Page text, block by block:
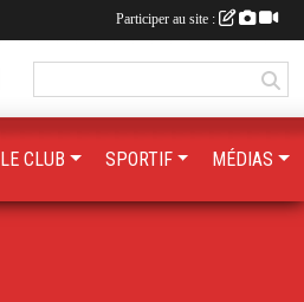
LE CLUB SPORTIF MÉDIAS
Participer au site :